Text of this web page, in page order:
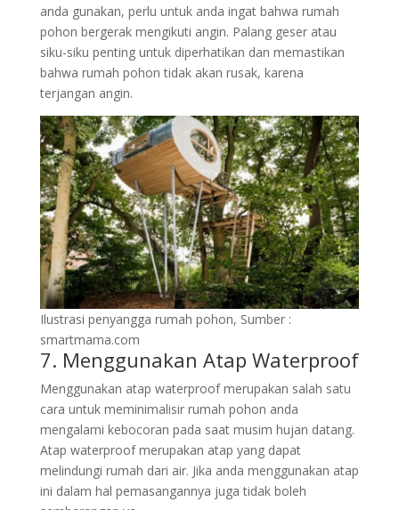
anda gunakan, perlu untuk anda ingat bahwa rumah
pohon bergerak mengikuti angin. Palang geser atau
siku-siku penting untuk diperhatikan dan memastikan
bahwa rumah pohon tidak akan rusak, karena
terjangan angin.
Ilustrasi penyangga rumah pohon, Sumber :
smartmama.com
7. Menggunakan Atap Waterproof
Menggunakan atap waterproof merupakan salah satu
cara untuk meminimalisir rumah pohon anda
mengalami kebocoran pada saat musim hujan datang.
Atap waterproof merupakan atap yang dapat
melindungi rumah dari air. Jika anda menggunakan atap
ini dalam hal pemasangannya juga tidak boleh